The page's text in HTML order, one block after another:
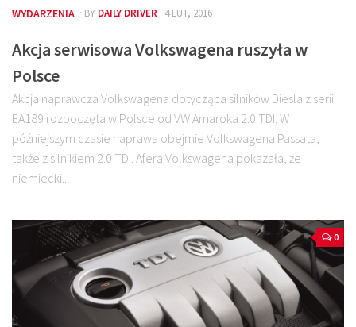
WYDARZENIA · BY DAILY DRIVER · 4 LUT, 2016
Akcja serwisowa Volkswagena ruszyła w
Polsce
Akcja naprawcza Volkswagena dotycząca silników Diesla z serii
EA189 rozpoczęta w Polsce od VW Amaroka 2.0 TDI. W
późniejszym czasie naprawa obejmie Volkswagena Passata,
także z silnikiem 2.0 TDI. Afera Volkswagena pokazała, że
niemiecki...
0